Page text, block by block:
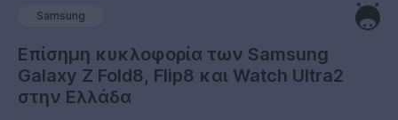
Samsung
Επίσημη κυκλοφορία των Samsung
Galaxy Z Fold8, Flip8 και Watch Ultra2
στην Ελλάδα